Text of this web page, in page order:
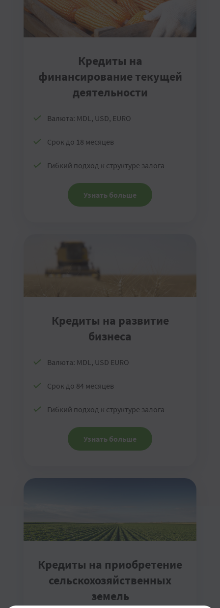
Кредиты на
финансирование текущей
деятельности
Валюта: MDL, USD, EURO
Срок до 18 месяцев
Гибкий подход к структуре залога
Узнать больше
Кредиты на развитие
бизнеса
Валюта: MDL, USD EURO
Срок до 84 месяцев
Гибкий подход к структуре залога
Узнать больше
Кредиты на приобретение
сельскохозяйственных
земель